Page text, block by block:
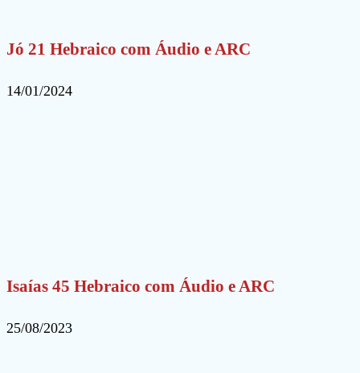
Jó 21 Hebraico com Áudio e ARC
14/01/2024
Isaías 45 Hebraico com Áudio e ARC
25/08/2023